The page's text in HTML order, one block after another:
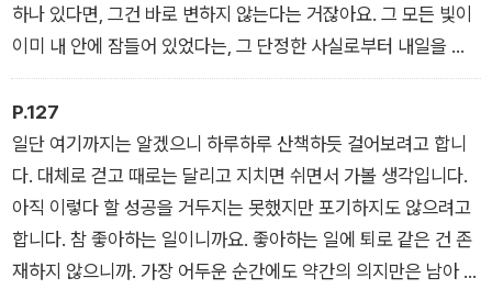
하나 있다면, 그건 바로 변하지 않는다는 거잖아요. 그 모든 빛이
이미 내 안에 잠들어 있었다는, 그 단정한 사실로부터 내일을 살
아가기 위한 힘을 얻는 겁니다.
【그 모든 빛은 사실 내 안에 있었습니다】
P.127
일단 여기까지는 알겠으니 하루하루 산책하듯 걸어보려고 합니
다. 대체로 걷고 때로는 달리고 지치면 쉬면서 가볼 생각입니다.
아직 이렇다 할 성공을 거두지는 못했지만 포기하지도 않으려고
합니다. 참 좋아하는 일이니까요. 좋아하는 일에 퇴로 같은 건 존
재하지 않으니까. 가장 어두운 순간에도 약간의 의지만은 남아 있